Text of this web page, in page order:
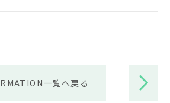
一覧へ戻る